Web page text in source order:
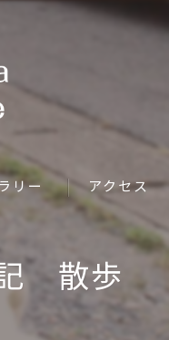
リー アクセス
散歩